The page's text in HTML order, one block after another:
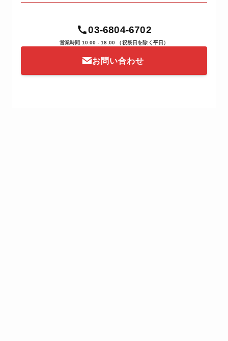
03-6804-6702
営業時間 10:00 - 18:00 （祝祭日を除く平日）
お問い合わせ